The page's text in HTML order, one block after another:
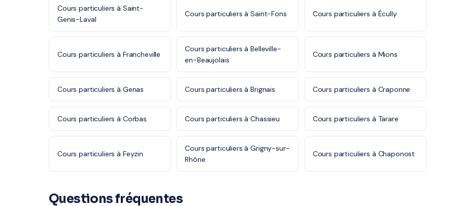
Cours particuliers à Saint-
Genis-Laval
Cours particuliers à Saint-Fons Cours particuliers à Écully
Cours particuliers à Francheville
Cours particuliers à Belleville-
en-Beaujolais
Cours particuliers à Mions
Cours particuliers à Genas Cours particuliers à Brignais Cours particuliers à Craponne
Cours particuliers à Corbas Cours particuliers à Chassieu Cours particuliers à Tarare
Cours particuliers à Feyzin
Cours particuliers à Grigny-sur-
Rhône
Cours particuliers à Chaponost
Questions fréquentes